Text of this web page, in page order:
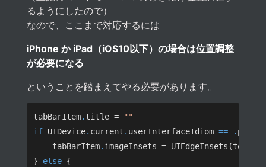
るようにしたので）
なので、ここまで対応するには
iPhone か iPad（iOS10以下）の場合は位置調整
が必要になる
ということを踏まえてやる必要があります。
tabBarItem. title =
if UIDevice. current . userInterfaceIdiom == .
    tabBarItem
. imageInsets = UIEdgeInsets(top:
} else